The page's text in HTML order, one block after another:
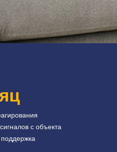
с объекта
поддержка